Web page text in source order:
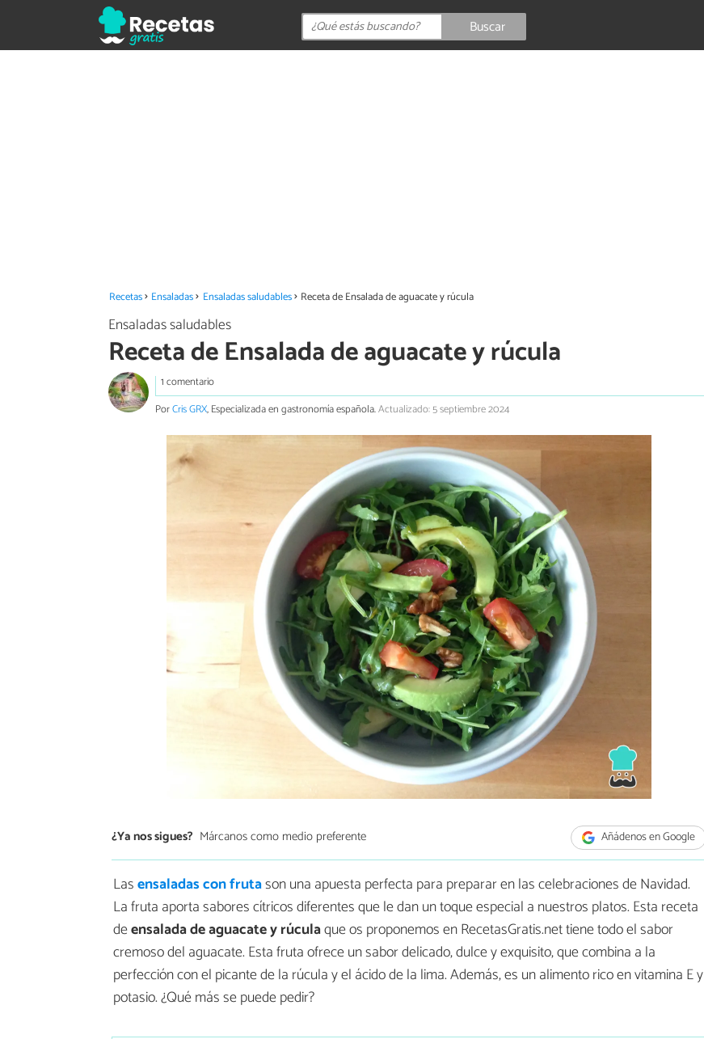
Buscar
Recetas Ensaladas Ensaladas saludables Receta de Ensalada de aguacate y rúcula
Ensaladas saludables
Receta de Ensalada de aguacate y rúcula
1 comentario
PorCris GRX, Especializada en gastronomía española.Actualizado: 5 septiembre 2024
¿Ya nos sigues? Márcanos como medio preferente Añádenos en Google
Lasensaladas con frutason una apuesta perfecta para preparar en las celebraciones de Navidad.
La fruta aporta sabores cítricos diferentes que le dan un toque especial a nuestros platos. Esta receta
deensalada de aguacate y rúculaque os proponemos en RecetasGratis.net tiene todo el sabor
cremoso del aguacate. Esta fruta ofrece un sabor delicado, dulce y exquisito, que combina a la
perfección con el picante de la rúcula y el ácido de la lima. Además, es un alimento rico en vitamina E y
potasio. ¿Qué más se puede pedir?